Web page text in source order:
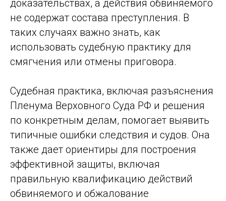
доказательствах, а действия обвиняемого
не содержат состава преступления. В
таких случаях важно знать, как
использовать судебную практику для
смягчения или отмены приговора.
Судебная практика, включая разъяснения
Пленума Верховного Суда РФ и решения
по конкретным делам, помогает выявить
типичные ошибки следствия и судов. Она
также дает ориентиры для построения
эффективной защиты, включая
правильную квалификацию действий
обвиняемого и обжалование